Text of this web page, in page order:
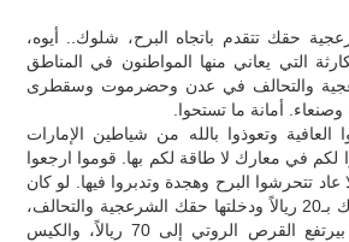
حقك تتقدم باتجاه البرح، شلوك.. أيوه،
التي يعاني منها المواطنون في المناطق
والتحالف في عدن وحضرموت وسقطرى
أمانة ما تستحوا.
وتعوذوا بالله من شياطين الإمارات
لكم في معارك لا طاقة لكم بها. قوموا ارجعوا
تتحرشوا البرح وهجدة وتدبروا فيها. لو كان
القرص الروتي عاده هناك بـ20 ريالاً ودخلتها حقك الشرعجية والتحالف،
وهذا صعب جدا، أمانة بيرتفع القرص الروتي إلى 70 ريالاً، والكيس